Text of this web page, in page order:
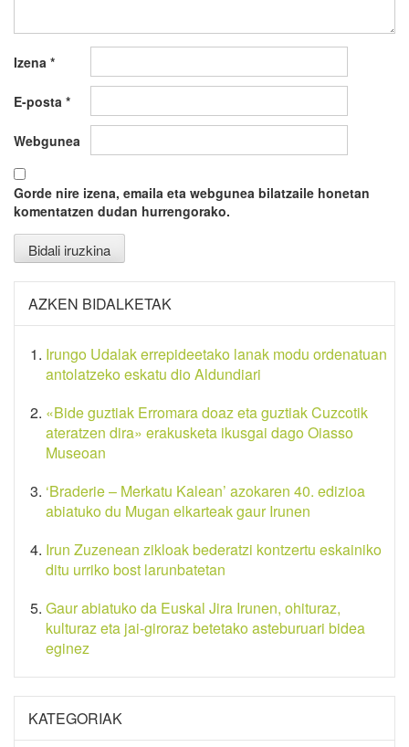
Izena *
E-posta *
Webgunea
Gorde nire izena, emaila eta webgunea bilatzaile honetan
komentatzen dudan hurrengorako.
AZKEN BIDALKETAK
Irungo Udalak errepideetako lanak modu ordenatuan
antolatzeko eskatu dio Aldundiari
«Bide guztiak Erromara doaz eta guztiak Cuzcotik
ateratzen dira» erakusketa ikusgai dago Oiasso
Museoan
‘Braderie – Merkatu Kalean’ azokaren 40. edizioa
abiatuko du Mugan elkarteak gaur Irunen
Irun Zuzenean zikloak bederatzi kontzertu eskainiko
ditu urriko bost larunbatetan
Gaur abiatuko da Euskal Jira Irunen, ohituraz,
kulturaz eta jai-giroraz betetako asteburuari bidea
eginez
KATEGORIAK